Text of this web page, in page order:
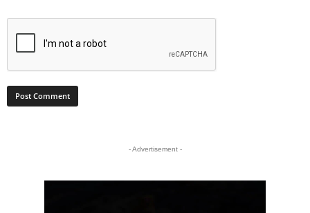
- Advertisement -